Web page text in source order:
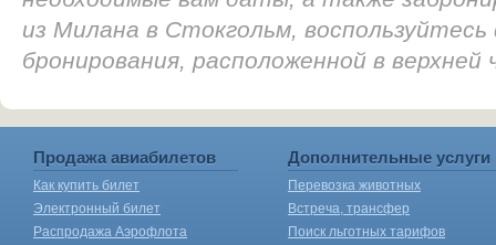
из Милана в Стокгольм,
бронирования, расположенной в
Продажа авиабилетов
Как купить билет
Электронный билет
Распродажа Аэрофлота
Дополнительные услуги
Перевозка животных
Встреча, трансфер
Поиск льготных тарифов